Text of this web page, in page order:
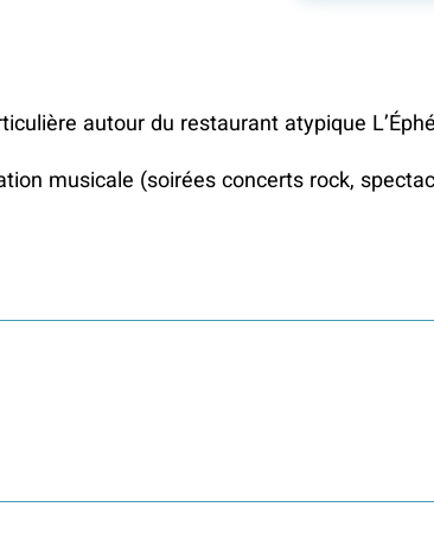
autour du restaurant atypique
musicale (soirées concerts rock,